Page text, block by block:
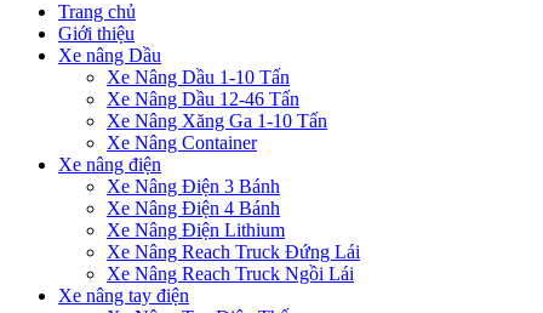
Trang chủ
Giới thiệu
Xe nâng Dầu
Xe Nâng Dầu 1-10 Tấn
Xe Nâng Dầu 12-46 Tấn
Xe Nâng Xăng Ga 1-10 Tấn
Xe Nâng Container
Xe nâng điện
Xe Nâng Điện 3 Bánh
Xe Nâng Điện 4 Bánh
Xe Nâng Điện Lithium
Xe Nâng Reach Truck Đứng Lái
Xe Nâng Reach Truck Ngồi Lái
Xe nâng tay điện